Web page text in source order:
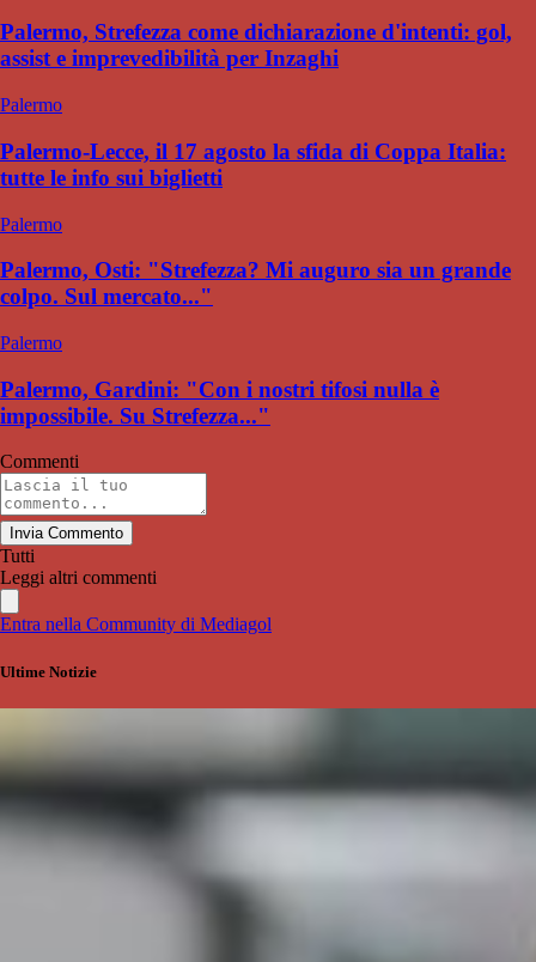
Palermo, Strefezza come dichiarazione d'intenti: gol,
assist e imprevedibilità per Inzaghi
Palermo
Palermo-Lecce, il 17 agosto la sfida di Coppa Italia:
tutte le info sui biglietti
Palermo
Palermo, Osti: "Strefezza? Mi auguro sia un grande
colpo. Sul mercato..."
Palermo
Palermo, Gardini: "Con i nostri tifosi nulla è
impossibile. Su Strefezza..."
Commenti
Invia Commento
Tutti
Leggi altri commenti
Entra nella Community di Mediagol
Ultime Notizie